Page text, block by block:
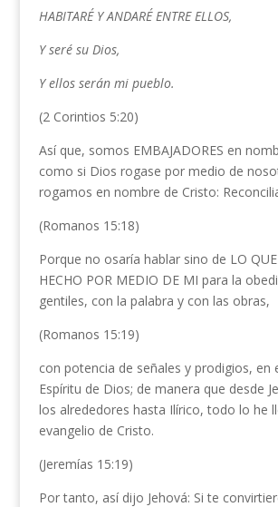
HABITARÉ Y ANDARÉ ENTRE ELLOS,
Y seré su Dios,
Y ellos serán mi pueblo.
(2 Corintios 5:20)
Así que, somos EMBAJADORES en
como si Dios rogase por medio de
rogamos en nombre de Cristo:
(Romanos 15:18)
Porque no osaría hablar sino de LO QUE
HECHO POR MEDIO DE MI para la
gentiles, con la palabra y con las obras,
(Romanos 15:19)
con potencia de señales y prodigios, en
Espíritu de Dios; de manera que desde
los alrededores hasta Ilírico, todo lo he
evangelio de Cristo.
(Jeremías 15:19)
Por tanto, así dijo Jehová: Si te